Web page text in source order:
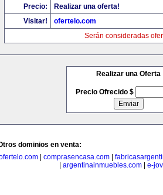
Precio:
Realizar una oferta!
Visitar!
ofertelo.com
Serán consideradas
Realizar una Oferta
Precio Ofrecido $
dominios en venta:
| comprasencasa.com|
argentinainmuebles.com e-